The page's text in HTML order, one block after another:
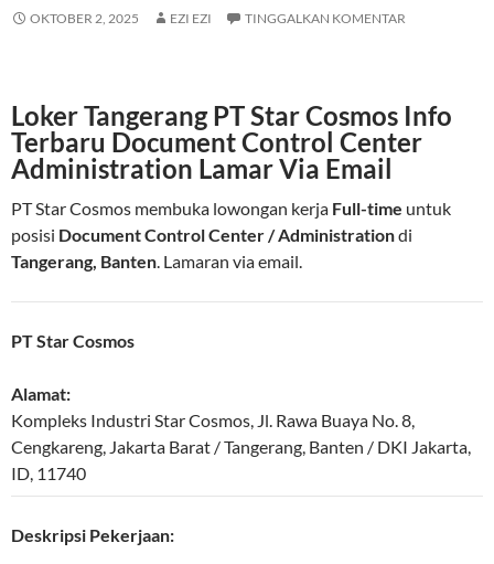
OKTOBER 2, 2025 EZI EZI TINGGALKAN KOMENTAR
Loker Tangerang PT Star Cosmos Info
Terbaru Document Control Center
Administration Lamar Via Email
PT Star Cosmos membuka lowongan kerja Full-time untuk
posisi Document Control Center / Administrationdi
Tangerang, Banten. Lamaran via email.
PT Star Cosmos
Alamat:
Kompleks Industri Star Cosmos, Jl. Rawa Buaya No. 8,
Cengkareng, Jakarta Barat / Tangerang, Banten / DKI Jakarta,
ID, 11740
Deskripsi Pekerjaan: